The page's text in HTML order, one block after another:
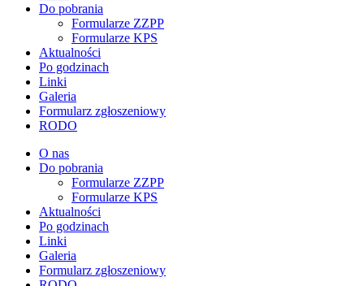
Do pobrania
Formularze ZZPP
Formularze KPS
Aktualności
Po godzinach
Linki
Galeria
Formularz zgłoszeniowy
RODO
O nas
Do pobrania
Formularze ZZPP
Formularze KPS
Aktualności
Po godzinach
Linki
Galeria
Formularz zgłoszeniowy